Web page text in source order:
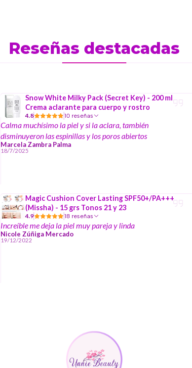
Reseñas destacadas
Snow White Milky Pack (Secret Key) - 200 ml
Crema aclarante para cuerpo y rostro
4.8 10 reseñas
Calma muchísimo la piel y si la aclara, también
disminuyeron las espinillas y los poros abiertos
Marcela Zambra Palma
18/7/2025
Magic Cushion Cover Lasting SPF50+/PA+++
(Missha) - 15 grs Tonos 21 y 23
4.9 18 reseñas
Increíble me deja la piel muy pareja y linda
Nicole Zúñiga Mercado
19/12/2022